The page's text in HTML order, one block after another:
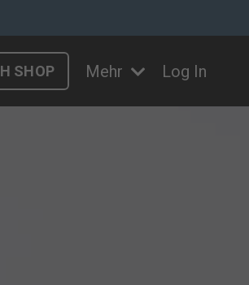
SHOP Mehr Log In